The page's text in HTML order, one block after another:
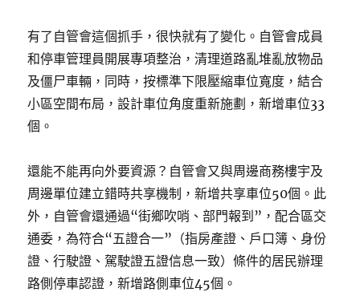
有了自管會這個抓手，很快就有了變化。自管會成員
和停車管理員開展專項整治，清理道路亂堆亂放物品
及僵尸車輛，同時，按標準下限壓縮車位寬度，結合
小區空間布局，設計車位角度重新施劃，新增車位33
個。
還能不能再向外要資源？自管會又與周邊商務樓宇及
周邊單位建立錯時共享機制，新增共享車位50個。此
外，自管會還通過“街鄉吹哨、部門報到”，配合區交
通委，為符合“五證合一”（指房產證、戶口簿、身份
證、行駛證、駕駛證五證信息一致）條件的居民辦理
路側停車認證，新增路側車位45個。